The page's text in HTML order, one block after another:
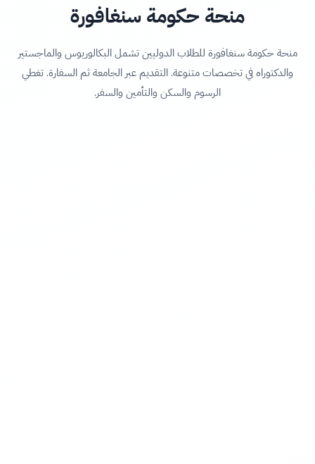
منحة حكومة سنغافورة
منحة حكومة سنغافورة للطلاب الدوليين تشمل البكالوريوس والماجستير
والدكتوراه في تخصصات متنوعة. التقديم عبر الجامعة ثم السفارة. تغطي
الرسوم والسكن والتأمين والسفر.